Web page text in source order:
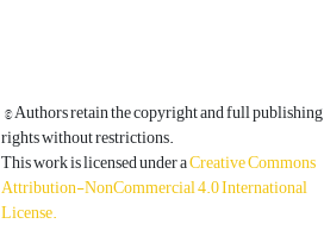
© Authors retain the copyright and full publishing
rights without restrictions.
This work is licensed under aCreative Commons
Attribution-NonCommercial 4.0 International
License.